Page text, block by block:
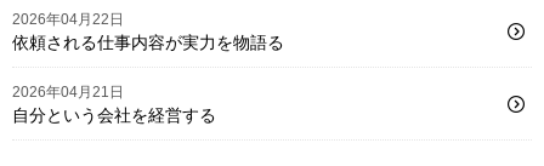
2026年04月22日
依頼される仕事内容が実力を物語る
2026年04月21日
自分という会社を経営する